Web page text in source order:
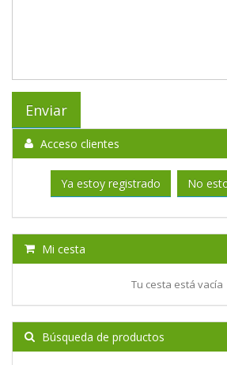
Acceso clientes
Ya estoy registrado No
Mi cesta
Tu cesta está vacía
Búsqueda de productos